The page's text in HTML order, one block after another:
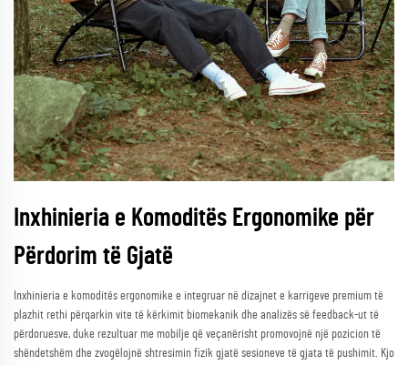
Inxhinieria e Komoditës Ergonomike për
Përdorim të Gjatë
Inxhinieria e komoditës ergonomike e integruar në dizajnet e karrigeve premium të
plazhit rethi përqarkin vite të kërkimit biomekanik dhe analizës së feedback-ut të
përdoruesve, duke rezultuar me mobilje që veçanërisht promovojnë një pozicion të
shëndetshëm dhe zvogëlojnë shtresimin fizik gjatë sesioneve të gjata të pushimit. Kjo